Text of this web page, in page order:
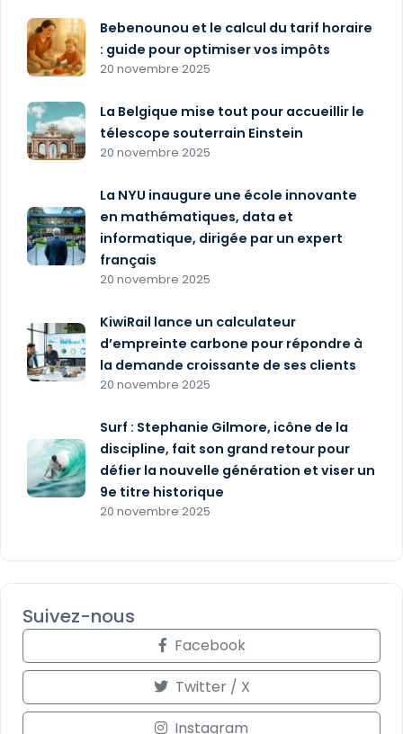
Bebenounou et le calcul du tarif horaire
: guide pour optimiser vos impôts
20 novembre 2025
La Belgique mise tout pour accueillir le
télescope souterrain Einstein
20 novembre 2025
La NYU inaugure une école innovante
en mathématiques, data et
informatique, dirigée par un expert
français
20 novembre 2025
KiwiRail lance un calculateur
d’empreinte carbone pour répondre à
la demande croissante de ses clients
20 novembre 2025
Surf : Stephanie Gilmore, icône de la
discipline, fait son grand retour pour
défier la nouvelle génération et viser un
9e titre historique
20 novembre 2025
Suivez-nous
Facebook
Twitter / X
Instagram